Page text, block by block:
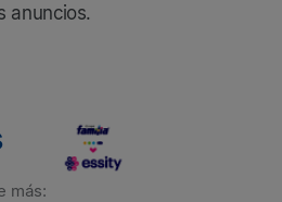
anuncios.
más: